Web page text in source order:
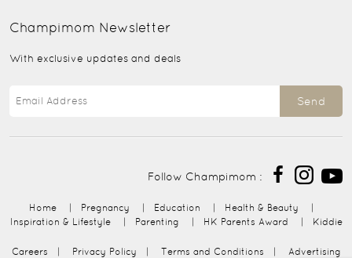
Champimom Newsletter
With exclusive updates and deals
Send
Follow Champimom :
Home Pregnancy Education Health & Beauty
Inspiration & Lifestyle
Parenting HK Parents Award Kiddie
Careers Privacy Policy Terms and Conditions Advertising